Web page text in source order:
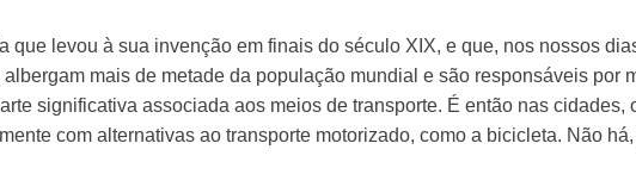
que levou à sua invenção em finais do século XIX, e que, nos nossos
mais de metade da população mundial e são responsáveis por
significativa associada aos meios de transporte. É então nas cidades,
com alternativas ao transporte motorizado, como a bicicleta. Não